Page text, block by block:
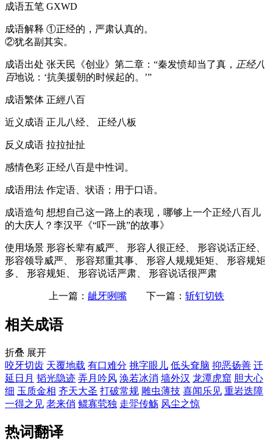
成语五笔 GXWD
成语解释 ①正经的，严肃认真的。
②犹名副其实。
成语出处 张天民《创业》第二章：“秦发愤却当了真， 正经八
百地说：‘抗美援朝的时候起的。’”
成语繁体 正經八百
近义成语 正儿八经、 正经八板
反义成语 拉拉扯扯
感情色彩 正经八百是中性词。
成语用法 作定语、状语；用于口语。
成语造句 想想自己这一路上的表现，哪够上一个正经八百儿
的大庆人？李汉平《“吓一跳”的故事》
使用场景 形容长辈有威严、 形容人很正经、 形容说话正经、
形容领导威严、 形容郑重其事、 形容人规规矩矩、 形容规矩
多、 形容规矩、 形容说话严肃、 形容说话很严肃
上一篇： 龇牙咧嘴 下一篇： 斩钉切铁
相关成语
折叠 展开
咬牙切齿 天覆地载 有口难分 挑字眼儿 低头耷脑 抑恶扬善 迁
延日月 韬光隐迹 弄月吟风 涣若冰消 墙外汉 龙潭虎窟 胆大心
细 玉质金相 齐天大圣 打破常规 雕虫薄技 喜闻乐见 重岩迭障
一得之见 老来俏 鳏寡茕独 走斝传觞 风尘之惊
热词翻译